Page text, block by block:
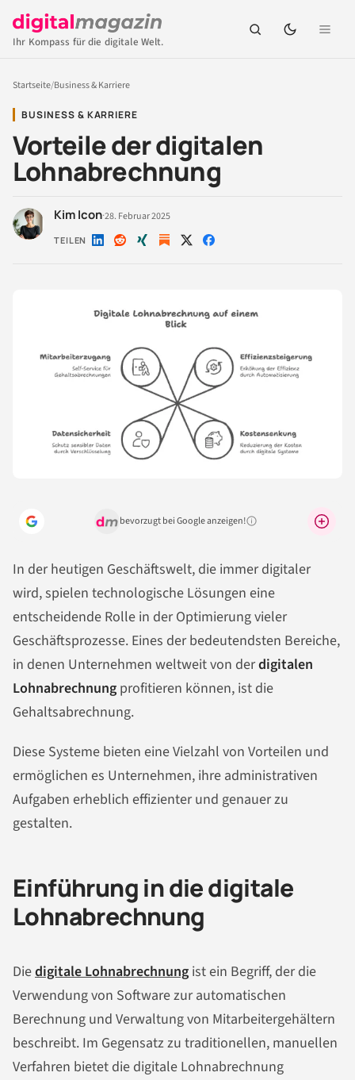
Ihr Kompass für die digitale Welt.
Startseite/Business & Karriere
BUSINESS & KARRIERE
Vorteile der digitalen
Lohnabrechnung
Kim Icon·28. Februar 2025
TEILEN Auf Auf Auf Auf Auf
bevorzugt bei Google anzeigen!Warum lohnt sich das?
In der heutigen Geschäftswelt, die immer digitaler
wird, spielen technologische Lösungen eine
entscheidende Rolle in der Optimierung vieler
Geschäftsprozesse. Eines der bedeutendsten Bereiche,
in denen Unternehmen weltweit von derdigitalen
Lohnabrechnung profitieren können, ist die
Gehaltsabrechnung.
Diese Systeme bieten eine Vielzahl von Vorteilen und
ermöglichen es Unternehmen, ihre administrativen
Aufgaben erheblich effizienter und genauer zu
gestalten.
Einführung in die digitale
Lohnabrechnung
Diedigitale Lohnabrechnung ist ein Begriff, der die
Verwendung von Software zur automatischen
Berechnung und Verwaltung von Mitarbeitergehältern
beschreibt. Im Gegensatz zu traditionellen, manuellen
Verfahren bietet die digitale Lohnabrechnung